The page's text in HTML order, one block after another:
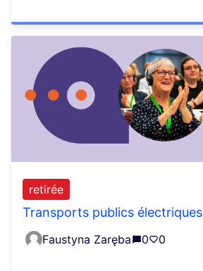
Transports publics électriques
retirée
Faustyna Zaręba 0 0